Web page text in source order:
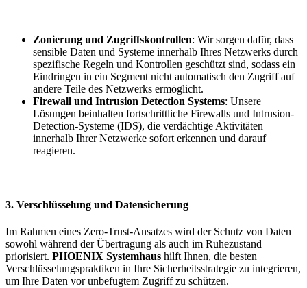
Zonierung und Zugriffskontrollen: Wir sorgen dafür, dass
sensible Daten und Systeme innerhalb Ihres Netzwerks durch
spezifische Regeln und Kontrollen geschützt sind, sodass ein
Eindringen in ein Segment nicht automatisch den Zugriff auf
andere Teile des Netzwerks ermöglicht.
Firewall und Intrusion Detection Systems: Unsere
Lösungen beinhalten fortschrittliche Firewalls und Intrusion-
Detection-Systeme (IDS), die verdächtige Aktivitäten
innerhalb Ihrer Netzwerke sofort erkennen und darauf
reagieren.
3. Verschlüsselung und Datensicherung
Im Rahmen eines Zero-Trust-Ansatzes wird der Schutz von Daten
sowohl während der Übertragung als auch im Ruhezustand
priorisiert. PHOENIX Systemhaus hilft Ihnen, die besten
Verschlüsselungspraktiken in Ihre Sicherheitsstrategie zu integrieren,
um Ihre Daten vor unbefugtem Zugriff zu schützen.